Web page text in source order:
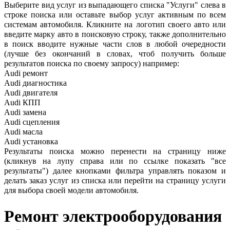
Выберите вид услуг из выпадающего списка "Услуги" слева в
строке поиска или оставьте выбор услуг активным по всем
системам автомобиля. Кликните на логотип своего авто или
введите марку авто в поисковую строку, также дополнительно
в поиск вводите нужные части слов в любой очередности
(лучше без окончаний в словах, чтоб получить больше
результатов поиска по своему запросу) например:
Audi ремонт
Audi диагностика
Audi двигателя
Audi КПП
Audi замена
Audi сцепления
Audi масла
Audi установка
Результаты поиска можно перенести на страницу ниже
(кликнув на лупу справа или по ссылке показать "все
результаты") далее кнопками фильтра управлять показом и
делать заказ услуг из списка или перейти на страницу услуги
для выбора своей модели автомобиля.
Ремонт электрооборудования